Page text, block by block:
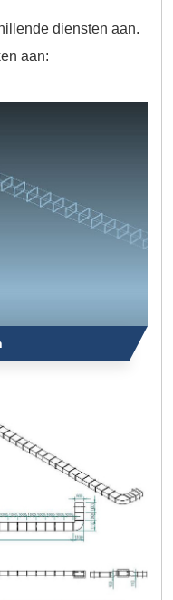
diensten aan.
aan: